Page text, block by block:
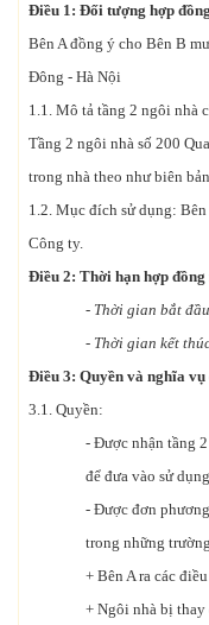
Điều 1: Đối tượng hợp đồng
Bên A đồng ý cho Bên B
Đông - Hà Nội
1.1. Mô tả tầng 2 ngôi nhà
Tầng 2 ngôi nhà số 200
trong nhà theo như biên
1.2. Mục đích sử dụng:
Công ty.
Điều 2: Thời hạn hợp đồng
- Thời gian bắt
- Thời gian kết
Điều 3: Quyền và nghĩa
3.1. Quyền:
- Được nhận tầng
để đưa vào sử
- Được đơn
trong những
+ Bên A ra các
+ Ngôi nhà bị thay